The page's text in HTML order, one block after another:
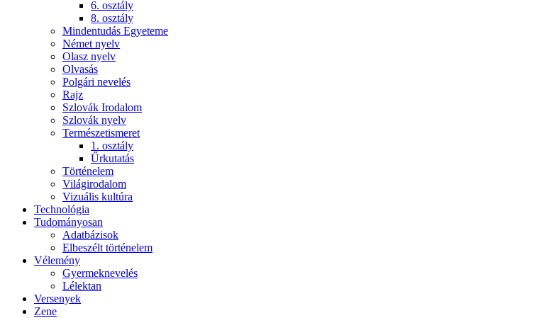
6. osztály
8. osztály
Mindentudás Egyeteme
Német nyelv
Olasz nyelv
Olvasás
Polgári nevelés
Rajz
Szlovák Irodalom
Szlovák nyelv
Természetismeret
1. osztály
Űrkutatás
Történelem
Világirodalom
Vizuális kultúra
Technológia
Tudományosan
Adatbázisok
Elbeszélt történelem
Vélemény
Gyermeknevelés
Lélektan
Versenyek
Zene